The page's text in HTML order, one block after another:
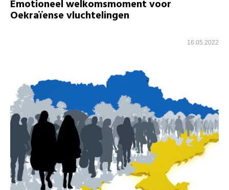
Emotioneel welkomsmoment voor
Oekraïense vluchtelingen
16.05.2022